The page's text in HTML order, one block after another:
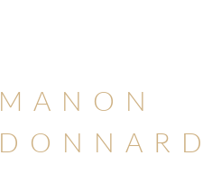
MANON
DONNARD